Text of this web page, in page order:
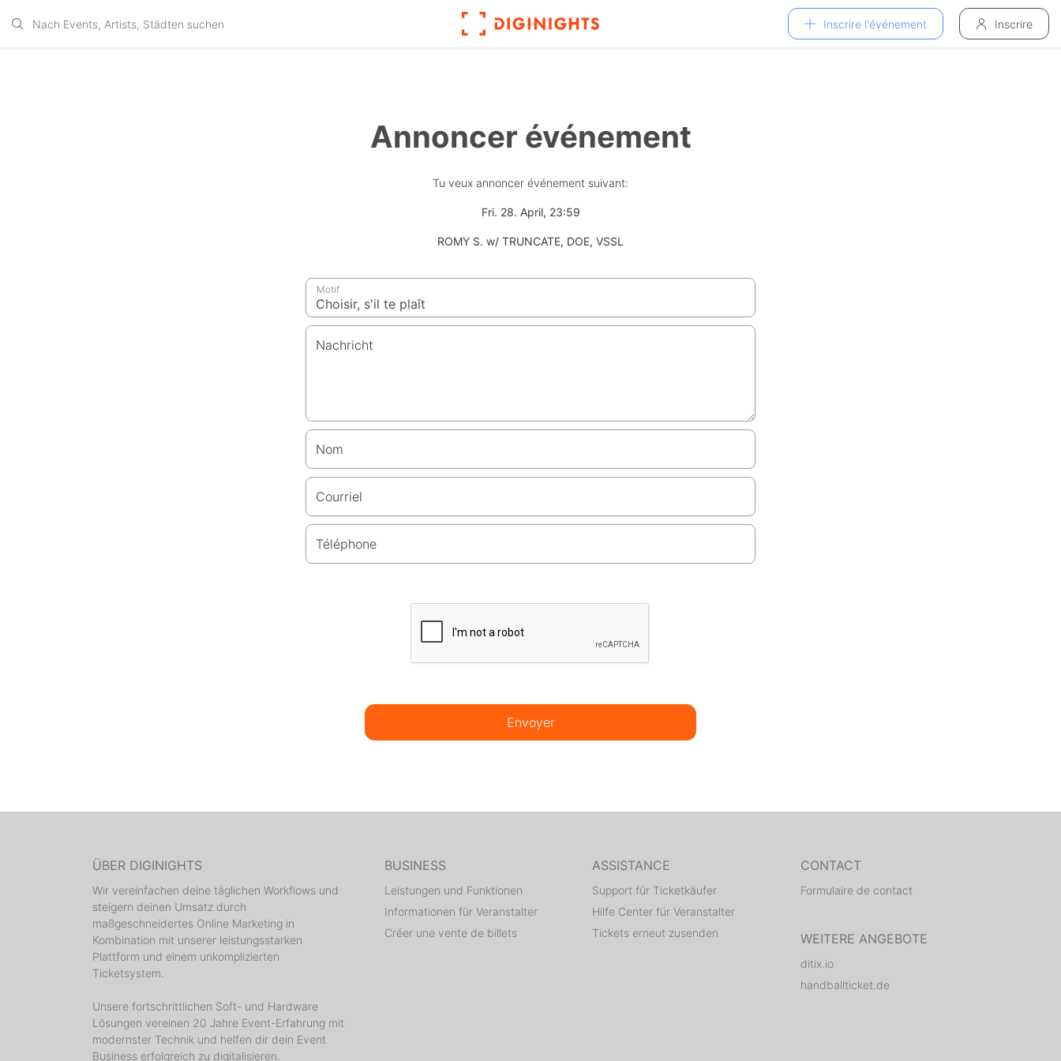
Inscrire l'événement Inscrire
Annoncer événement
Tu veux annoncer événement suivant:
Fri. 28. April, 23:59
ROMY S. w/ TRUNCATE, DOE, VSSL
Motif
Nachricht
Nom
Courriel
Téléphone
Envoyer
ÜBER DIGINIGHTS
Wir vereinfachen deine täglichen Workflows und
steigern deinen Umsatz durch
maßgeschneidertes Online Marketing in
Kombination mit unserer leistungsstarken
Plattform und einem unkomplizierten
Ticketsystem.
Unsere fortschrittlichen Soft- und Hardware
Lösungen vereinen 20 Jahre Event-Erfahrung mit
modernster Technik und helfen dir dein Event
Business erfolgreich zu digitalisieren.
BUSINESS
Leistungen und Funktionen
Informationen für Veranstalter
Créer une vente de billets
ASSISTANCE
Support für Ticketkäufer
Hilfe Center für Veranstalter
Tickets erneut zusenden
CONTACT
Formulaire de contact
WEITERE ANGEBOTE
ditix.io
handballticket.de